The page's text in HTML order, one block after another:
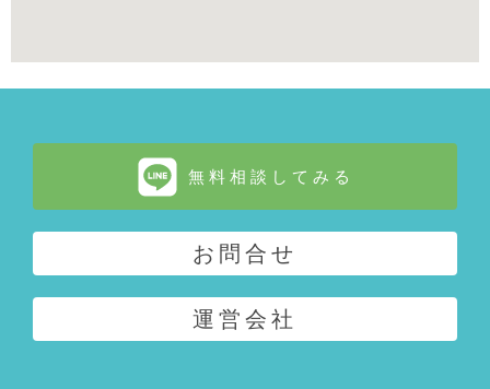
無料相談してみる
お問合せ
運営会社